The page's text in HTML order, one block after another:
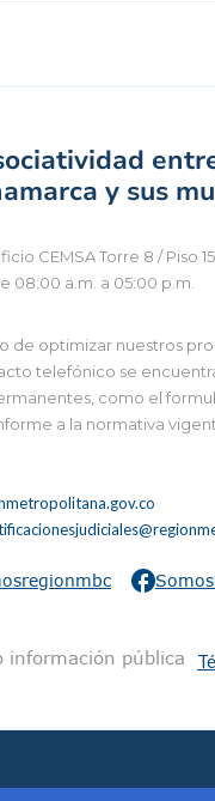
y sus
CEMSA Torre 8 / Piso
08:00 a.m. a 05:00 p.m.
optimizar nuestros
telefónico se
como el
a la normativa
información pública